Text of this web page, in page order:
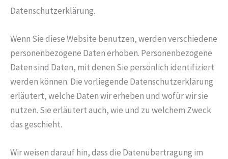
Datenschutzerklärung.
Wenn Sie diese Website benutzen, werden verschiedene
personenbezogene Daten erhoben. Personenbezogene
Daten sind Daten, mit denen Sie persönlich identifiziert
werden können. Die vorliegende Datenschutzerklärung
erläutert, welche Daten wir erheben und wofür wir sie
nutzen. Sie erläutert auch, wie und zu welchem Zweck
das geschieht.
Wir weisen darauf hin, dass die Datenübertragung im